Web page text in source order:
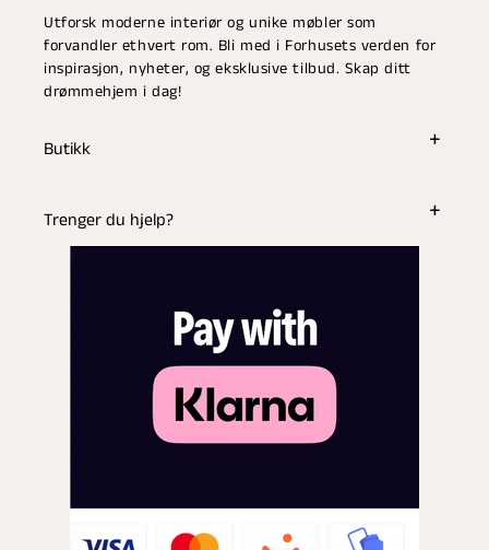
Utforsk moderne interiør og unike møbler som
forvandler ethvert rom. Bli med i Forhusets verden for
inspirasjon, nyheter, og eksklusive tilbud. Skap ditt
drømmehjem i dag!
Butikk
Trenger du hjelp?